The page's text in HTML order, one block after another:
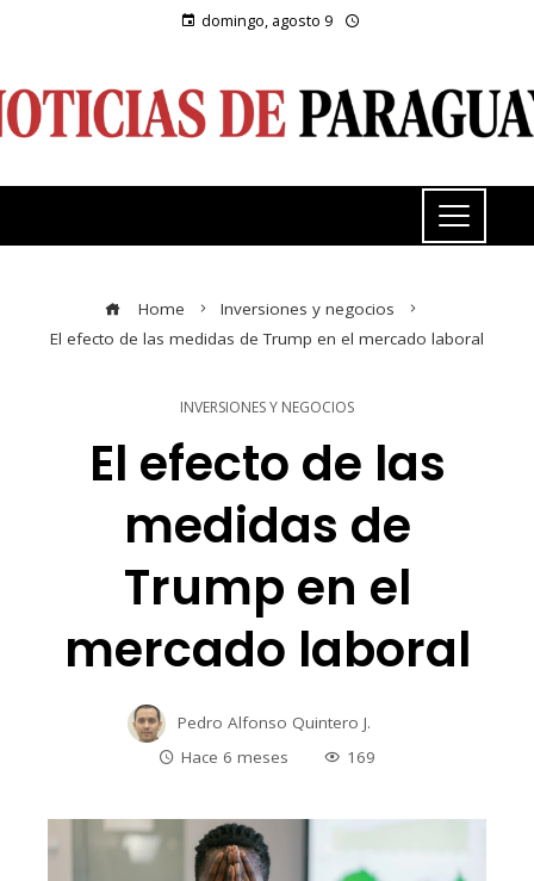
domingo, agosto 9
Home
Inversiones y negocios
El efecto de las medidas de Trump en el mercado laboral
INVERSIONES Y NEGOCIOS
El efecto de las
medidas de
Trump en el
mercado laboral
Pedro Alfonso Quintero J.
Hace 6 meses
169